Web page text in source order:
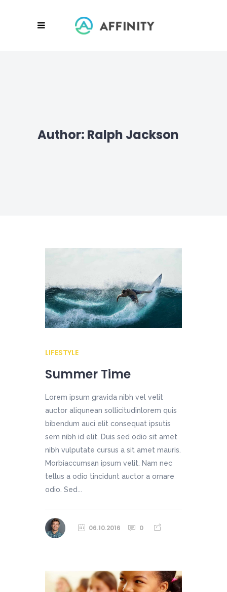
Author: Ralph Jackson
LIFESTYLE
Summer Time
Lorem ipsum gravida nibh vel velit
auctor aliqunean sollicitudinlorem quis
bibendum auci elit consequat ipsutis
sem nibh id elit. Duis sed odio sit amet
nibh vulputate cursus a sit amet mauris.
Morbiaccumsan ipsum velit. Nam nec
tellus a odio tincidunt auctor a ornare
odio. Sed...
06.10.2016 0